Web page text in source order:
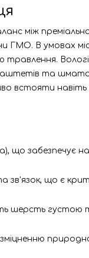
між
ГМО. В умовах
та
встояти навіть
що забезпечує
зв'язок, що є
шерсть густою